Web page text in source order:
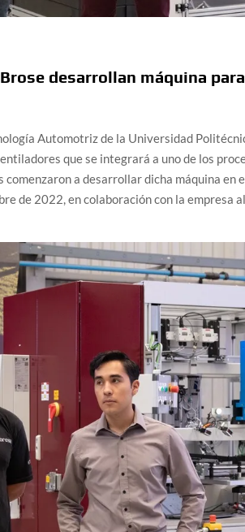
desarrollan máquina
Automotriz de la Universidad
que se integrará a uno de los
a desarrollar dicha máquina en
de 2022, en colaboración con la empresa